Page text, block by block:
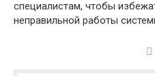
специалистам, чтобы
неправильной работы